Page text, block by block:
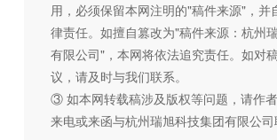
用，必须保留本网注明的"稿件来源"，并
律责任。如擅自篡改为"稿件来源：杭州
有限公司"，本网将依法追究责任。如对
议，请及时与我们联系。
③ 如本网转载稿涉及版权等问题，请作
来电或来函与杭州瑞旭科技集团有限公司